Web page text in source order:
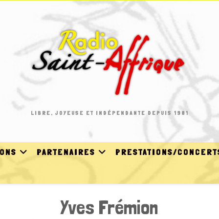
LIBRE, JOYEUSE ET INDÉPENDANTE DEPUIS 1981
PARTENAIRES PRESTATIONS/
Yves Frémion